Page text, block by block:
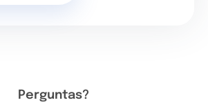
Perguntas?